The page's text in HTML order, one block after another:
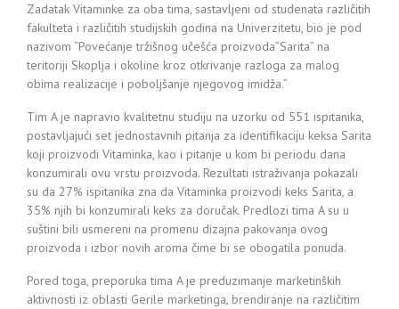
Zadatak Vitaminke za oba tima, sastavljeni od studenata različitih
fakulteta i različitih studijskih godina na Univerzitetu, bio je pod
nazivom “Povećanje tržišnog učešća proizvoda”Sarita” na
teritoriji Skoplja i okoline kroz otkrivanje razloga za malog
obima realizacije i poboljšanje njegovog imidža.”
Tim A je napravio kvalitetnu studiju na uzorku od 551 ispitanika,
postavljajući set jednostavnih pitanja za identifikaciju keksa Sarita
koji proizvodi Vitaminka, kao i pitanje u kom bi periodu dana
konzumirali ovu vrstu proizvoda. Rezultati istraživanja pokazali
su da 27% ispitanika zna da Vitaminka proizvodi keks Sarita, a
35% njih bi konzumirali keks za doručak. Predlozi tima A su u
suštini bili usmereni na promenu dizajna pakovanja ovog
proizvoda i izbor novih aroma čime bi se obogatila ponudа.
Pored toga, preporuka tima A je preduzimanje marketinških
aktivnosti iz oblasti Gerile marketinga, brendiranje na različitim